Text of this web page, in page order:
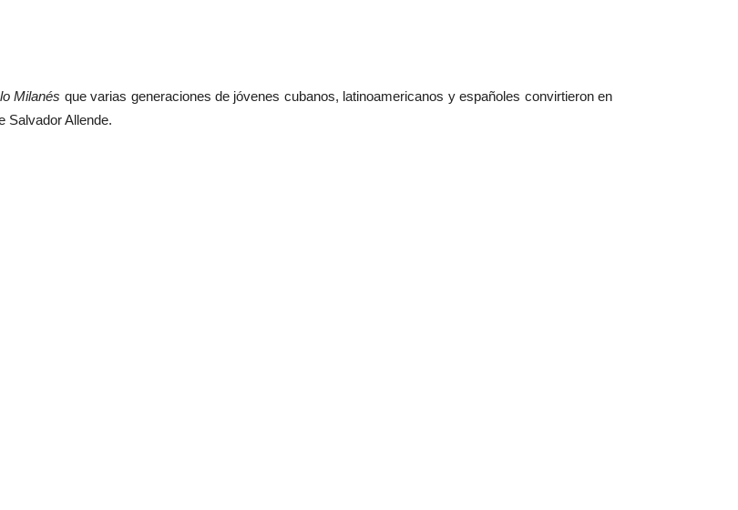
Milanés que varias generaciones de jóvenes cubanos, latinoamericanos y españoles convirtieron en
Salvador Allende.